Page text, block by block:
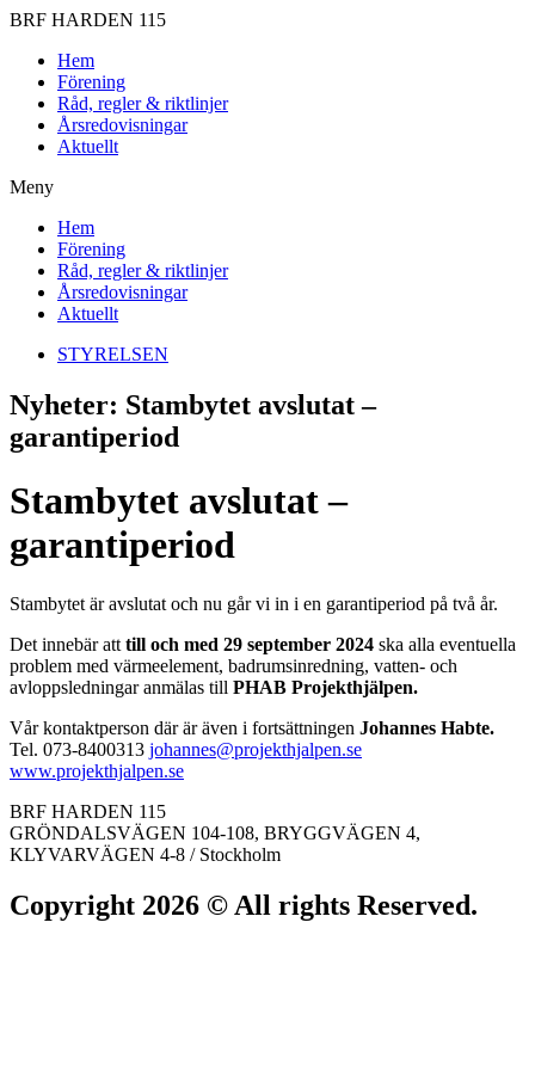
BRF HARDEN 115
Hem
Förening
Råd, regler & riktlinjer
Årsredovisningar
Aktuellt
Meny
Hem
Förening
Råd, regler & riktlinjer
Årsredovisningar
Aktuellt
STYRELSEN
Nyheter: Stambytet avslutat –
garantiperiod
Stambytet avslutat –
garantiperiod
Stambytet är avslutat och nu går vi in i en garantiperiod på två år.
Det innebär att till och med 29 september 2024 ska alla eventuella
problem med värmeelement, badrumsinredning, vatten- och
avloppsledningar anmälas till PHAB Projekthjälpen.
Vår kontaktperson där är även i fortsättningen Johannes Habte.
Tel. 073-8400313 johannes@projekthjalpen.se
www.projekthjalpen.se
BRF HARDEN 115
GRÖNDALSVÄGEN 104-108, BRYGGVÄGEN 4,
KLYVARVÄGEN 4-8 / Stockholm
Copyright 2026 © All rights Reserved.